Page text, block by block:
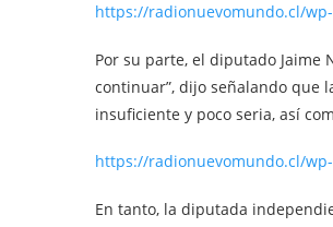
https://radionuevomundo.cl/
Por su parte, el diputado Jaime
continuar”, dijo señalando que
insuficiente y poco seria, así
https://radionuevomundo.cl/
En tanto, la diputada